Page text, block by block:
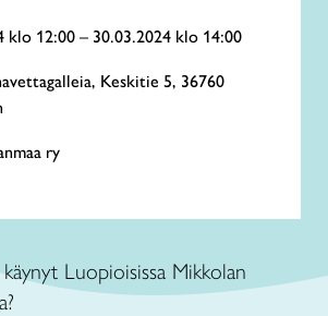
klo 12:00 – 30.03.2024 klo 14:00
Keskitie 5, 36760
ry
Luopioisissa Mikkolan